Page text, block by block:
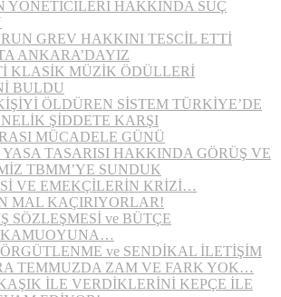
YÖNETİCİLERİ HAKKINDA SUÇ
GREV HAKKINI TESCİL ETTİ
ANKARA’DAYIZ
KLASİK MÜZİK ÖDÜLLERİ
BULDU
ÖLDÜREN SİSTEM TÜRKİYE’DE
ŞİDDETE KARŞI
MÜCADELE GÜNÜ
YASA TASARISI HAKKINDA GÖRÜŞ VE
TBMM’YE SUNDUK
VE EMEKÇİLERİN KRİZİ…
MAL KAÇIRIYORLAR!
SÖZLEŞMESİ ve BÜTÇE
KAMUOYUNA…
ve SENDİKAL İLETİŞİM
TEMMUZDA ZAM VE FARK YOK…
İLE VERDİKLERİNİ KEPÇE İLE